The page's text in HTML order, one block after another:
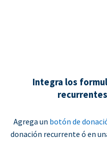
Integra los
Agrega un botón de
donación recurrente ó en